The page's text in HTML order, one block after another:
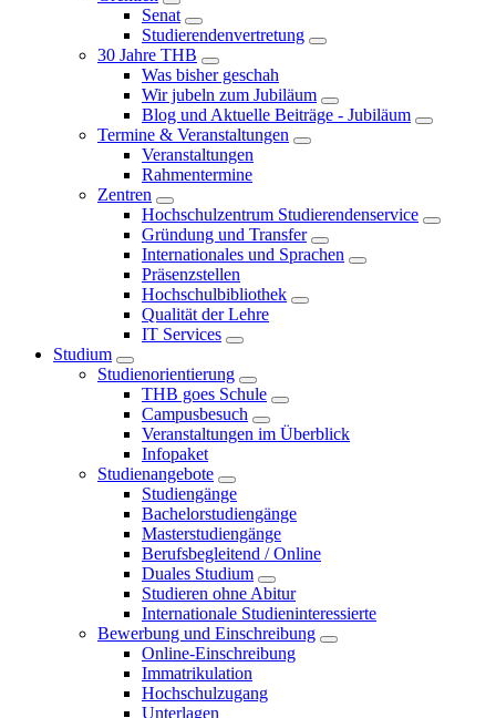
Senat
Studierendenvertretung
30 Jahre THB
Was bisher geschah
Wir jubeln zum Jubiläum
Blog und Aktuelle Beiträge - Jubiläum
Termine & Veranstaltungen
Veranstaltungen
Rahmentermine
Zentren
Hochschulzentrum Studierendenservice
Gründung und Transfer
Internationales und Sprachen
Präsenzstellen
Hochschulbibliothek
Qualität der Lehre
IT Services
Studium
Studienorientierung
THB goes Schule
Campusbesuch
Veranstaltungen im Überblick
Infopaket
Studienangebote
Studiengänge
Bachelorstudiengänge
Masterstudiengänge
Berufsbegleitend / Online
Duales Studium
Studieren ohne Abitur
Internationale Studieninteressierte
Bewerbung und Einschreibung
Online-Einschreibung
Immatrikulation
Hochschulzugang
Unterlagen